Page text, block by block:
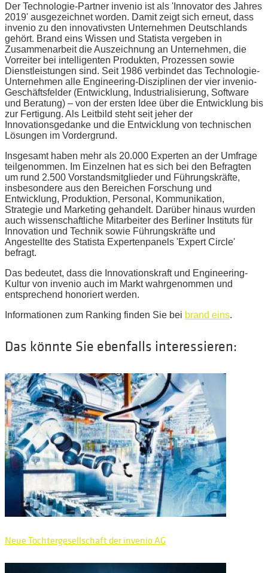
Der Technologie-Partner invenio ist als 'Innovator des Jahres
2019' ausgezeichnet worden. Damit zeigt sich erneut, dass
invenio zu den innovativsten Unternehmen Deutschlands
gehört. Brand eins Wissen und Statista vergeben in
Zusammenarbeit die Auszeichnung an Unternehmen, die
Vorreiter bei intelligenten Produkten, Prozessen sowie
Dienstleistungen sind. Seit 1986 verbindet das Technologie-
Unternehmen alle Engineering-Disziplinen der vier invenio-
Geschäftsfelder (Entwicklung, Industrialisierung, Software
und Beratung) – von der ersten Idee über die Entwicklung bis
zur Fertigung. Als Leitbild steht seit jeher der
Innovationsgedanke und die Entwicklung von technischen
Lösungen im Vordergrund.
Insgesamt haben mehr als 20.000 Experten an der Umfrage
teilgenommen. Im Einzelnen hat es sich bei den Befragten
um rund 2.500 Vorstandsmitglieder und Führungskräfte,
insbesondere aus den Bereichen Forschung und
Entwicklung, Produktion, Personal, Kommunikation,
Strategie und Marketing gehandelt. Darüber hinaus wurden
auch wissenschaftliche Mitarbeiter des Berliner Instituts für
Innovation und Technik sowie Führungskräfte und
Angestellte des Statista Expertenpanels 'Expert Circle'
befragt.
Das bedeutet, dass die Innovationskraft und Engineering-
Kultur von invenio auch im Markt wahrgenommen und
entsprechend honoriert werden.
Informationen zum Ranking finden Sie bei brand eins.
Das könnte Sie ebenfalls interessieren:
Neue Tochtergesellschaft der invenio AG